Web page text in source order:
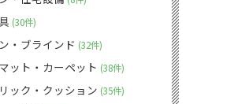
30件
・ブラインド 32件
ット・カーペット 38件
ック・クッション 35件